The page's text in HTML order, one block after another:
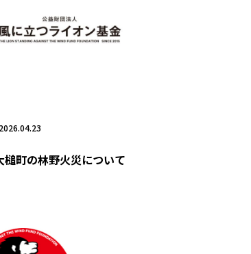
2026.04.23
町の林野火災について